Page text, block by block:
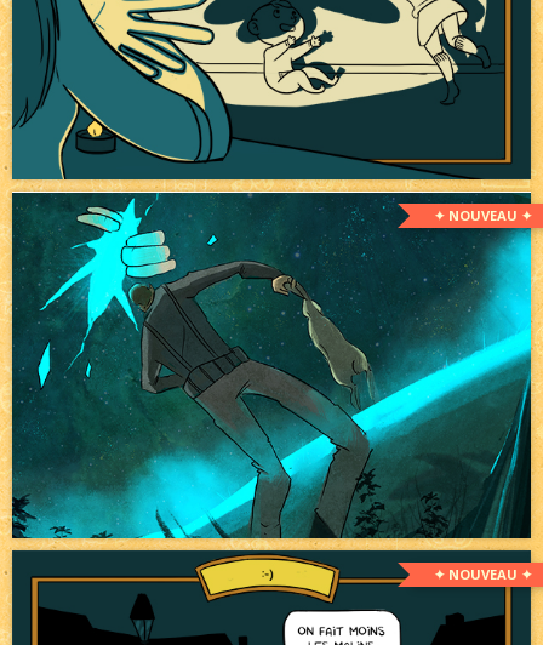
✦ NOUVEAU ✦
✦ NOUVEAU ✦